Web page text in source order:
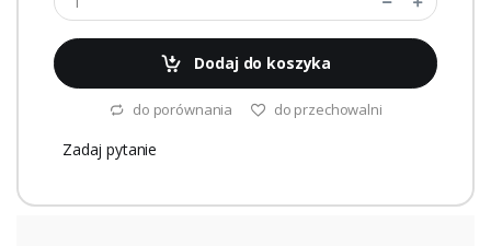
Dodaj do koszyka
do porównania do przechowalni
Zadaj pytanie